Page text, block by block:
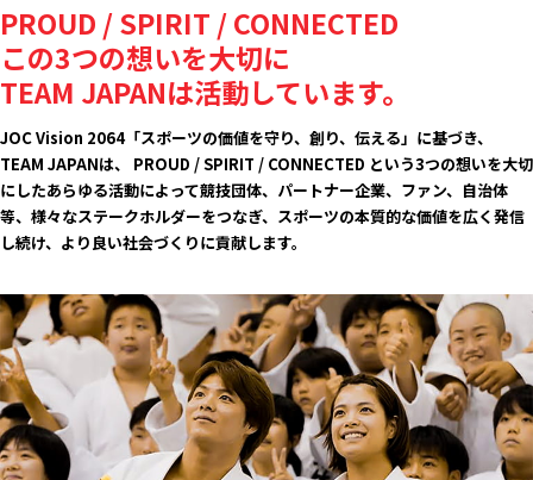
PROUD / SPIRIT / CONNECTED
この3つの想いを大切に
TEAM JAPANは活動しています。
JOC Vision 2064「スポーツの価値を守り、創り、伝える」に基づき、
TEAM JAPANは、 PROUD / SPIRIT / CONNECTED という3つの想いを大切
にしたあらゆる活動によって競技団体、パートナー企業、ファン、自治体
等、 様々なステークホルダーをつなぎ、 スポーツの本質的な価値を広く発信
し続け、 より良い社会づくりに貢献します。